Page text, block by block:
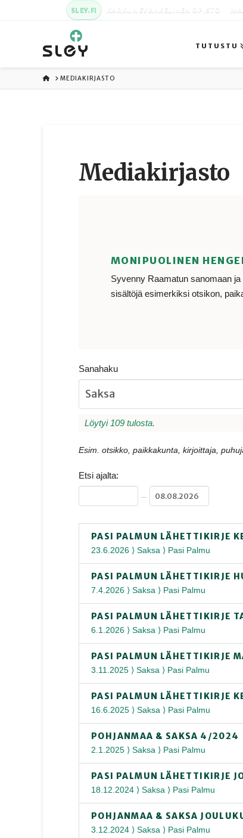
SLEY.FI KARKUN EVANKELINEN OPISTO
TUTUSTU
ETUSIVU
MEDIAKIRJASTO
Media­kirjasto
MONIPUOLINEN
Syvenny Raamatun sanomaan
sisältöjä esimerkiksi otsikon,
Sanahaku
Löytyi 109 tulosta.
Esim. otsikko, paikkakunta, kirjoittaja,
Etsi ajalta:
–
PASI PALMUN LÄHETTIKIRJE
23.6.2026 ⟩ Saksa ⟩ Pasi Palmu
PASI PALMUN LÄHETTIKIRJE
7.4.2026 ⟩ Saksa ⟩ Pasi Palmu
PASI PALMUN LÄHETTIKIRJE
6.1.2026 ⟩ Saksa ⟩ Pasi Palmu
PASI PALMUN LÄHETTIKIRJE
3.11.2025 ⟩ Saksa ⟩ Pasi Palmu
PASI PALMUN LÄHETTIKIRJE
16.6.2025 ⟩ Saksa ⟩ Pasi Palmu
POHJANMAA & SAKSA 4/2024
2.1.2025 ⟩ Saksa ⟩ Pasi Palmu
PASI PALMUN LÄHETTIKIRJE
18.12.2024 ⟩ Saksa ⟩ Pasi Palmu
POHJANMAA & SAKSA
3.12.2024 ⟩ Saksa ⟩ Pasi Palmu